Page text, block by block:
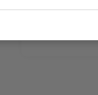
Kan
een slecht